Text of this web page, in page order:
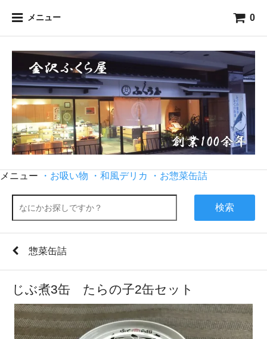
メニュー 0
メニュー ・お吸い物 ・和風デリカ ・お惣菜缶詰
検索
惣菜缶詰
じぶ煮3缶 たらの子2缶セット